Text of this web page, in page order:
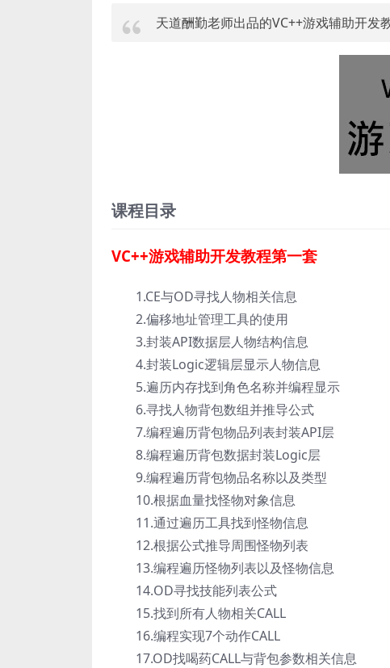
天道酬勤老师出品的VC++游戏辅助开发
课程目录
VC++游戏辅助开发教程第一套
1.CE与OD寻找人物相关信息
2.偏移地址管理工具的使用
3.封装API数据层人物结构信息
4.封装Logic逻辑层显示人物信息
5.遍历内存找到角色名称并编程显示
6.寻找人物背包数组并推导公式
7.编程遍历背包物品列表封装API层
8.编程遍历背包数据封装Logic层
9.编程遍历背包物品名称以及类型
10.根据血量找怪物对象信息
11.通过遍历工具找到怪物信息
12.根据公式推导周围怪物列表
13.编程遍历怪物列表以及怪物信息
14.OD寻找技能列表公式
15.找到所有人物相关CALL
16.编程实现7个动作CALL
17.OD找喝药CALL与背包参数相关信息